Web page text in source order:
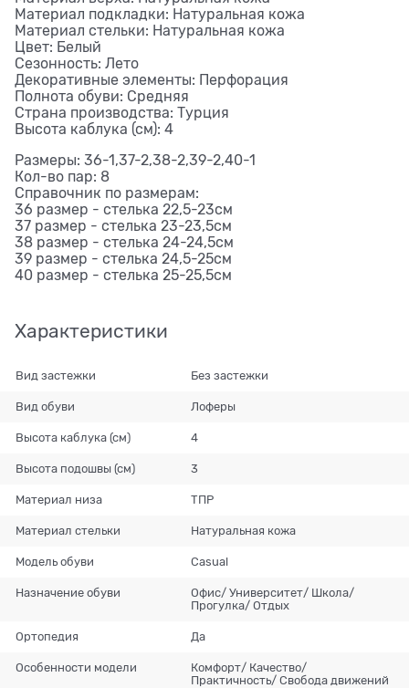
Материал подкладки: Натуральная кожа
Материал стельки: Натуральная кожа
Цвет: Белый
Сезонность: Лето
Декоративные элементы: Перфорация
Полнота обуви: Средняя
Страна производства: Турция
Высота каблука (см): 4
Размеры: 36-1,37-2,38-2,39-2,40-1
Кол-во пар: 8
Справочник по размерам:
36 размер - стелька 22,5-23см
37 размер - стелька 23-23,5см
38 размер - стелька 24-24,5см
39 размер - стелька 24,5-25см
40 размер - стелька 25-25,5см
Характеристики
Вид застежки Без застежки
Вид обуви Лоферы
Высота каблука (см) 4
Высота подошвы (см) 3
Материал низа ТПР
Материал стельки Натуральная кожа
Модель обуви Casual
Назначение обуви
Офис/ Университет/ Школа/
Прогулка/ Отдых
Ортопедия Да
Особенности модели
Комфорт/ Качество/
Практичность/ Свобода движений